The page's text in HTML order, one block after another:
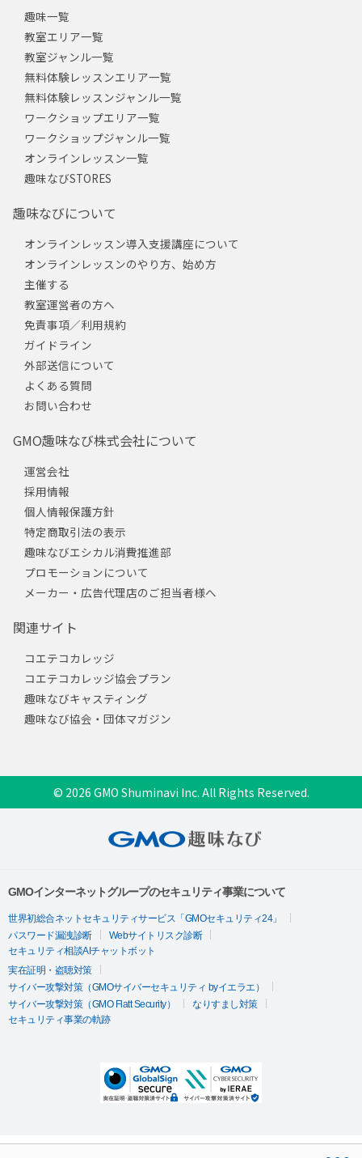
趣味一覧
教室エリア一覧
教室ジャンル一覧
無料体験レッスンエリア一覧
無料体験レッスンジャンル一覧
ワークショップエリア一覧
ワークショップジャンル一覧
オンラインレッスン一覧
趣味なびSTORES
趣味なびについて
オンラインレッスン導入支援講座について
オンラインレッスンのやり方、始め方
主催する
教室運営者の方へ
免責事項／利用規約
ガイドライン
外部送信について
よくある質問
お問い合わせ
GMO趣味なび株式会社について
運営会社
採用情報
個人情報保護方針
特定商取引法の表示
趣味なびエシカル消費推進部
プロモーションについて
メーカー・広告代理店のご担当者様へ
関連サイト
コエテコカレッジ
コエテコカレッジ協会プラン
趣味なびキャスティング
趣味なび協会・団体マガジン
© 2026 GMO Shuminavi Inc. All Rights Reserved.